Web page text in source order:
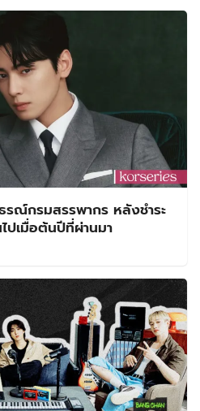
รณ์กรมสรรพากร หลังชำระ
ปเมื่อต้นปีที่ผ่านมา